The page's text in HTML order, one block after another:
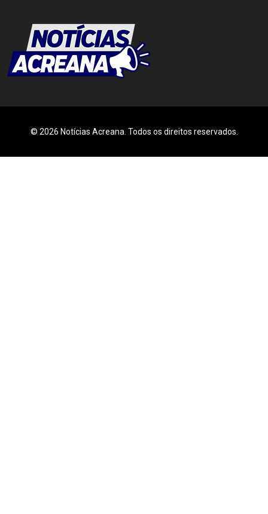
© 2026 Notícias Acreana. Todos os direitos reservados.